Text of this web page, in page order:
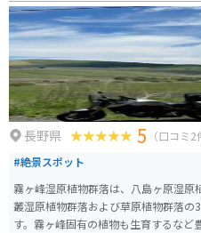
て立ち寄るのも良いでしょう。周辺に
イクツーリングにもおすすめのエリアです。 木曽ならかわ周辺に
宿や妻籠宿といった歴史的な宿場町が
みを散策したり、古い町家を改装した
ょう。また、温泉地としても知られて
す。
長野県 5 （口コミ2
#絶景スポット
霧ヶ峰湿原植物群落は、八島ヶ原湿
叢湿原植物群落および草原植物群落
す。霧ヶ峰固有の植物も生育するなど